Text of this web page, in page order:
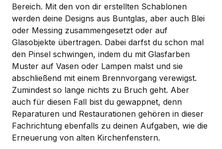
Bereich. Mit den von dir erstellten Schablonen
werden deine Designs aus Buntglas, aber auch Blei
oder Messing zusammengesetzt oder auf
Glasobjekte übertragen. Dabei darfst du schon mal
den Pinsel schwingen, indem du mit Glasfarben
Muster auf Vasen oder Lampen malst und sie
abschließend mit einem Brennvorgang verewigst.
Zumindest so lange nichts zu Bruch geht. Aber
auch für diesen Fall bist du gewappnet, denn
Reparaturen und Restaurationen gehören in dieser
Fachrichtung ebenfalls zu deinen Aufgaben, wie die
Erneuerung von alten Kirchenfenstern.